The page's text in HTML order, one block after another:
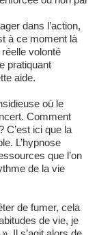
dans l’action,
à ce moment là
volonté
pratiquant
aide.
où le
Comment
C’est ici que la
L’hypnose
que l’on
de la vie
de fumer, cela
de vie, je